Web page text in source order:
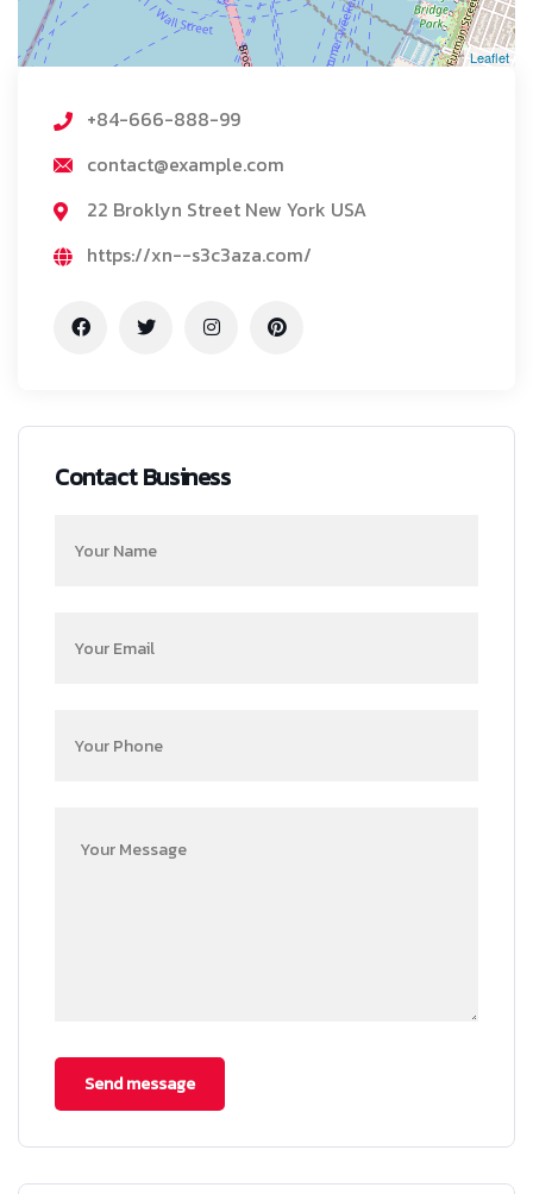
Leaflet
+84-666-888-99
contact@example.com
22 Broklyn Street New York USA
https://xn--s3c3aza.com/
Contact Business